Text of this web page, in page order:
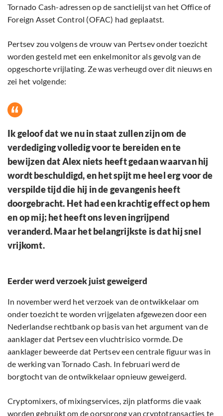
Tornado Cash-adressen op de sanctielijst van het Office of
Foreign Asset Control (OFAC) had geplaatst.
Pertsev zou volgens de vrouw van Pertsev onder toezicht
worden gesteld met een enkelmonitor als gevolg van de
opgeschorte vrijlating. Ze was verheugd over dit nieuws en
zei het volgende:
Ik geloof dat we nu in staat zullen zijn om de
verdediging volledig voor te bereiden en te
bewijzen dat Alex niets heeft gedaan waarvan hij
wordt beschuldigd, en het spijt me heel erg voor de
verspilde tijd die hij in de gevangenis heeft
doorgebracht. Het had een krachtig effect op hem
en op mij; het heeft ons leven ingrijpend
veranderd. Maar het belangrijkste is dat hij snel
vrijkomt.
Eerder werd verzoek juist geweigerd
In november werd het verzoek van de ontwikkelaar om
onder toezicht te worden vrijgelaten afgewezen door een
Nederlandse rechtbank op basis van het argument van de
aanklager dat Pertsev een vluchtrisico vormde. De
aanklager beweerde dat Pertsev een centrale figuur was in
de werking van Tornado Cash. In februari werd de
borgtocht van de ontwikkelaar opnieuw geweigerd.
Cryptomixers, of mixingservices, zijn platforms die vaak
worden gebruikt om de oorsprong van cryptotransacties te